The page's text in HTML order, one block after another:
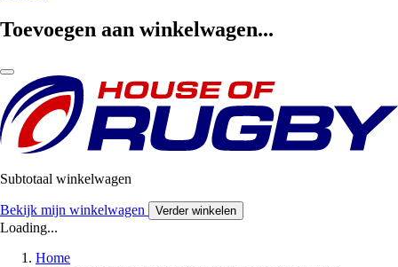
Toevoegen aan winkelwagen...
Subtotaal winkelwagen
Bekijk mijn winkelwagen Verder winkelen
Loading...
Home